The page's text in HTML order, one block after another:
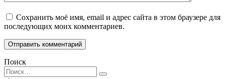
Сохранить моё имя, email и адрес сайта в этом браузере для
последующих моих комментариев.
Поиск
Search